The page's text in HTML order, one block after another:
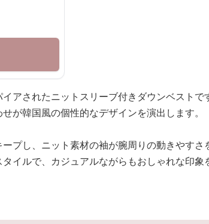
アされたニットスリーブ付きダウンベストで
が韓国風の個性的なデザインを演出します。
プし、ニット素材の袖が腕周りの動きやすさ
イルで、カジュアルながらもおしゃれな印